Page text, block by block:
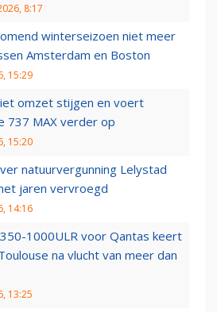
8:17
winterseizoen niet meer
Amsterdam en Boston
15:29
omzet stijgen en voert
737 MAX verder op
15:20
natuurvergunning Lelystad
jaren vervroegd
14:16
1000ULR voor Qantas keert
na vlucht van meer dan
13:25